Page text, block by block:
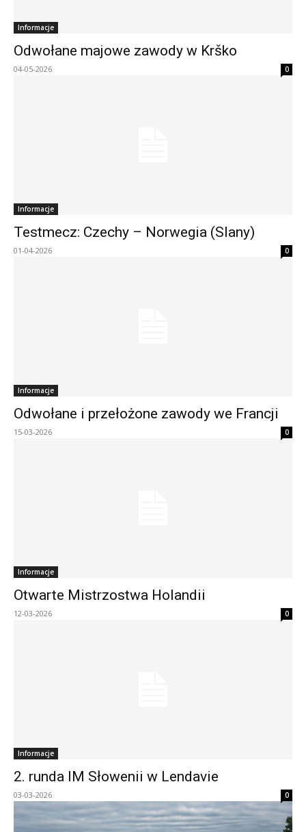
Informacje
Odwołane majowe zawody w Krško
04-05-2026 0
Informacje
Testmecz: Czechy – Norwegia (Slany)
01-04-2026 0
Informacje
Odwołane i przełożone zawody we Francji
15-03-2026 0
Informacje
Otwarte Mistrzostwa Holandii
12-03-2026 0
Informacje
2. runda IM Słowenii w Lendavie
03-03-2026 0